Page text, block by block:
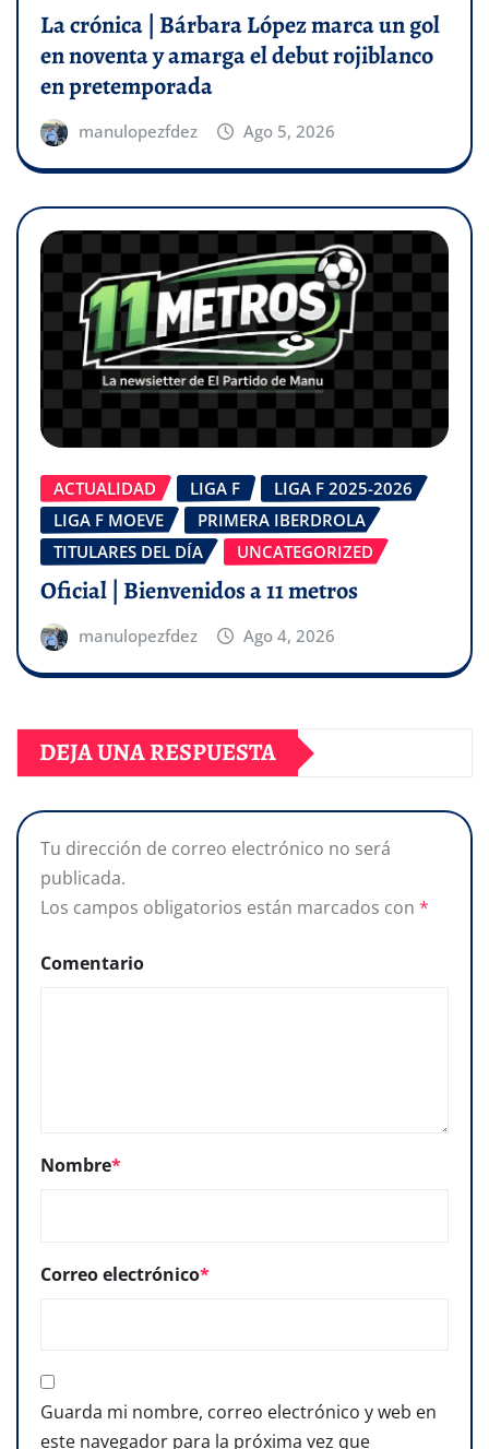
La crónica | Bárbara López marca un gol
en noventa y amarga el debut rojiblanco
en pretemporada
manulopezfdez Ago 5, 2026
ACTUALIDAD LIGA F
LIGA F 2025-2026
LIGA F MOEVE
PRIMERA IBERDROLA
TITULARES DEL DÍA
UNCATEGORIZED
Oficial | Bienvenidos a 11 metros
manulopezfdez Ago 4, 2026
DEJA UNA RESPUESTA
Tu dirección de correo electrónico no será
publicada.
Los campos obligatorios están marcados con *
Comentario
Nombre*
Correo electrónico*
Guarda mi nombre, correo electrónico y web en
este navegador para la próxima vez que